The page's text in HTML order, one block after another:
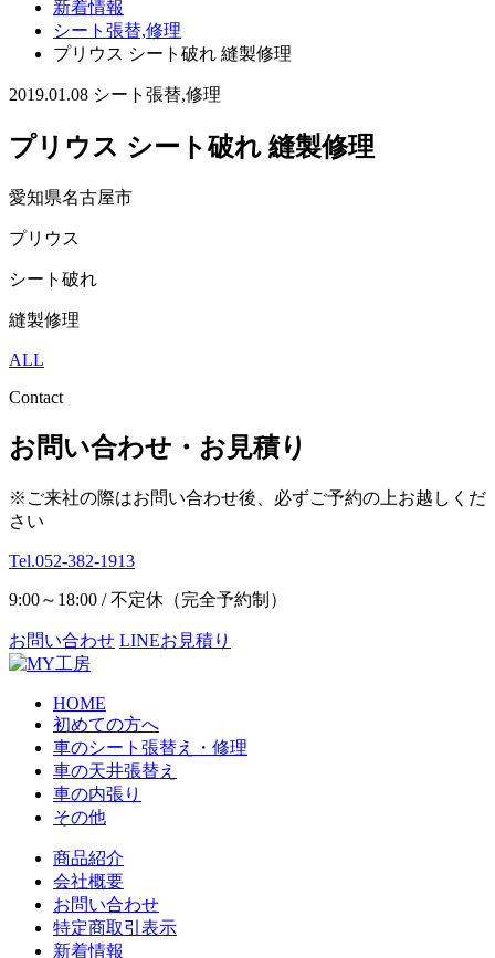
新着情報
シート張替,修理
プリウス シート破れ 縫製修理
2019.01.08 シート張替,修理
プリウス シート破れ 縫製修理
愛知県名古屋市
プリウス
シート破れ
縫製修理
ALL
Contact
お問い合わせ・お見積り
※ご来社の際はお問い合わせ後、必ずご予約の上お越しくだ
さい
Tel.052-382-1913
9:00～18:00 / 不定休（完全予約制）
お問い合わせ LINEお見積り
HOME
初めての方へ
車のシート張替え・修理
車の天井張替え
車の内張り
その他
商品紹介
会社概要
お問い合わせ
特定商取引表示
新着情報